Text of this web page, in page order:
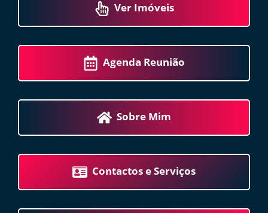
Ver Imóveis
Agenda Reunião
Sobre Mim
Contactos e Serviços